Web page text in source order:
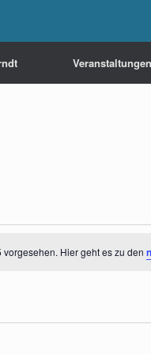
Veranstaltungen
Hier geht es zu den